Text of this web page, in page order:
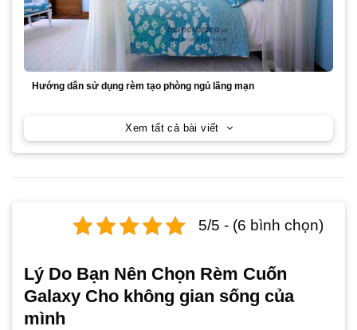
5/5 - (6 bình chọn)
Lý Do Bạn Nên Chọn Rèm Cuốn
Galaxy Cho không gian sống của
mình
Hướng dẫn sử dụng rèm tạo phòng ngủ lãng mạn
Xem tất cả bài viết